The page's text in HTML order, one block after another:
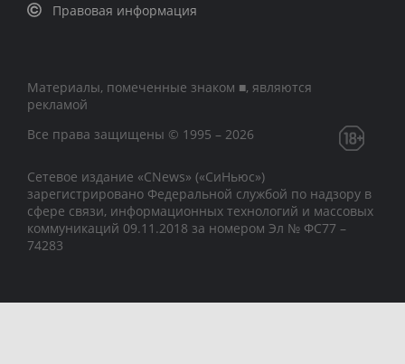
Правовая информация
Материалы, помеченные знаком ■, являются
рекламой
Все права защищены © 1995 – 2026
Сетевое издание «CNews» («СиНьюс»)
зарегистрировано Федеральной службой по надзору в
сфере связи, информационных технологий и массовых
коммуникаций 09.11.2018 за номером Эл № ФС77 –
74283